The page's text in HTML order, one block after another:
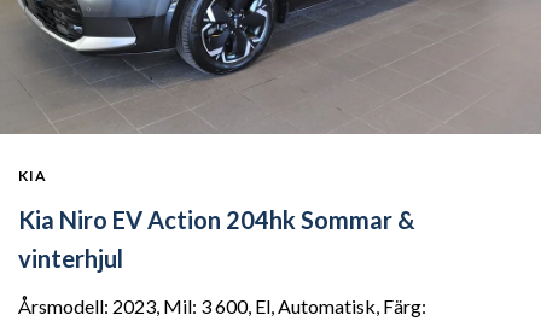
KIA
Kia Niro EV Action 204hk Sommar &
vinterhjul
Årsmodell: 2023, Mil: 3 600, El, Automatisk, Färg: